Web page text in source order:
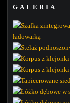
GALERIA